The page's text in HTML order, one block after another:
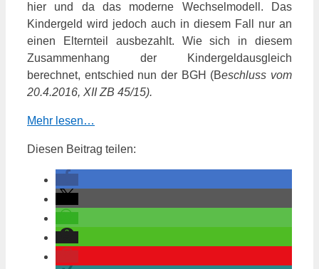
hier und da das moderne Wechselmodell. Das
Kindergeld wird jedoch auch in diesem Fall nur an
einen Elternteil ausbezahlt. Wie sich in diesem
Zusammenhang der Kindergeldausgleich
berechnet, entschied nun der BGH (Beschluss vom
20.4.2016, XII ZB 45/15).
Mehr lesen…
Diesen Beitrag teilen: